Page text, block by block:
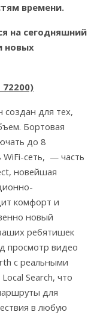
времени.
на сегодняшний
новых
создан для тех,
Бортовая
до 8
сеть, — часть
новейшая
комфорт и
новый
ребятишек
просмотр видео
с реальными
Search, что
для
в любую